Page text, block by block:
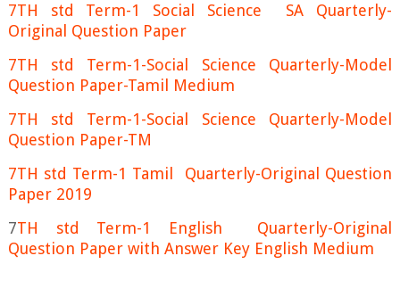
7TH std Term-1 Social Science SA Quarterly-
Original Question Paper
7TH std Term-1-Social Science Quarterly-Model
Question Paper-Tamil Medium
7TH std Term-1-Social Science Quarterly-Model
Question Paper-TM
7TH std Term-1 Tamil Quarterly-Original Question
Paper 2019
7TH std Term-1 English Quarterly-Original
Question Paper with Answer Key English Medium